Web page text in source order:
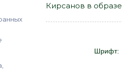
Кирсанов в
Шрифт: